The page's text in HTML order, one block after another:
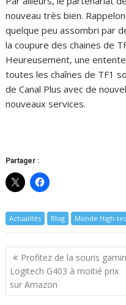
nouveau très bien.
quelque peu assombri par
la coupure des chaines de
Heureusement, une
toutes les chaînes de TF1
de Canal Plus avec de
nouveaux services.
Partager :
Actualités Blog Monde High-
Navigation
de
l’article
Profitez de la souris
Logitech G403 à moitié prix
sur Amazon